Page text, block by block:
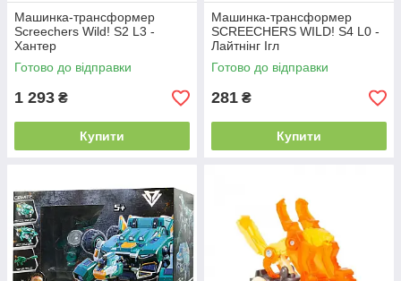
Машинка-трансформер
Screechers Wild! S2 L3 -
Хантер
Готово до відправки
1 293 ₴
Купити
Машинка-трансформер
SCREECHERS WILD! S4 L0 -
Лайтнінг Ігл
Готово до відправки
281 ₴
Купити